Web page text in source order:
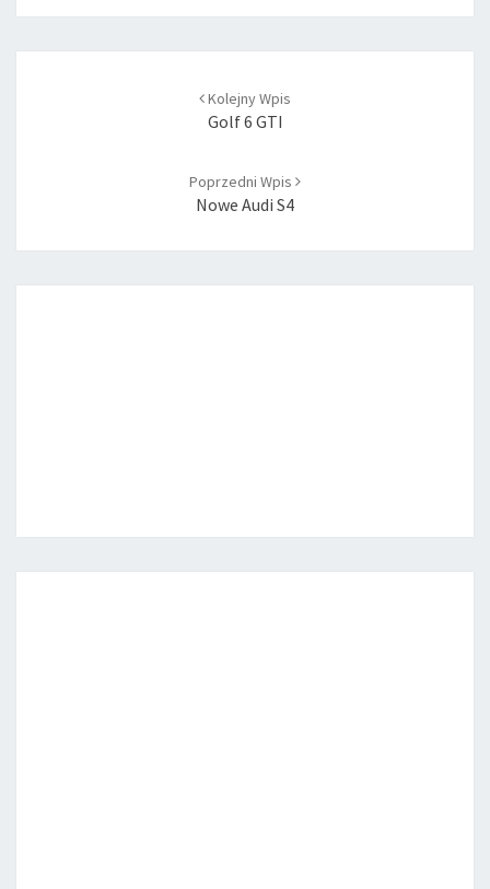
Kolejny Wpis
Golf 6 GTI
Poprzedni Wpis
Nowe Audi S4